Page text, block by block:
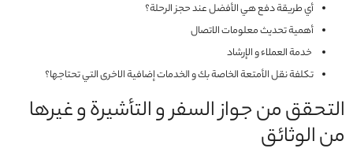
أي طريقة دفع هي الأفضل عند حجز الرحلة؟
أهمية تحديث معلومات الاتصال
خدمة العملاء و الإرشاد
تكلفة نقل الأمتعة الخاصة بك و الخدمات إضافية الاخرى التي تحتاجها؟
التحقق من جواز السفر و التأشيرة و غيرها
من الوثائق